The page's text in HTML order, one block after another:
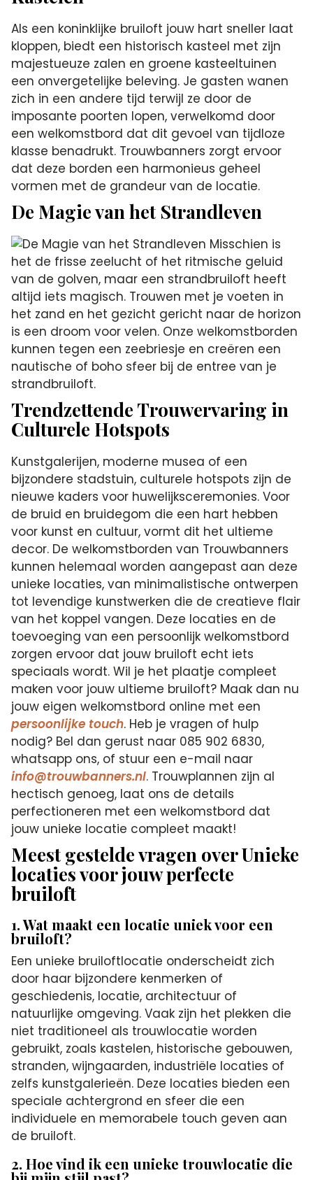
Als een koninklijke bruiloft jouw hart sneller laat
kloppen, biedt een historisch kasteel met zijn
majestueuze zalen en groene kasteeltuinen
een onvergetelijke beleving. Je gasten wanen
zich in een andere tijd terwijl ze door de
imposante poorten lopen, verwelkomd door
een welkomstbord dat dit gevoel van tijdloze
klasse benadrukt. Trouwbanners zorgt ervoor
dat deze borden een harmonieus geheel
vormen met de grandeur van de locatie.
De Magie van het Strandleven
Misschien is
het de frisse zeelucht of het ritmische geluid
van de golven, maar een strandbruiloft heeft
altijd iets magisch. Trouwen met je voeten in
het zand en het gezicht gericht naar de horizon
is een droom voor velen. Onze welkomstborden
kunnen tegen een zeebriesje en creëren een
nautische of boho sfeer bij de entree van je
strandbruiloft.
Trendzettende Trouwervaring in
Culturele Hotspots
Kunstgalerijen, moderne musea of een
bijzondere stadstuin, culturele hotspots zijn de
nieuwe kaders voor huwelijksceremonies. Voor
de bruid en bruidegom die een hart hebben
voor kunst en cultuur, vormt dit het ultieme
decor. De welkomstborden van Trouwbanners
kunnen helemaal worden aangepast aan deze
unieke locaties, van minimalistische ontwerpen
tot levendige kunstwerken die de creatieve flair
van het koppel vangen. Deze locaties en de
toevoeging van een persoonlijk welkomstbord
zorgen ervoor dat jouw bruiloft echt iets
speciaals wordt. Wil je het plaatje compleet
maken voor jouw ultieme bruiloft? Maak dan nu
jouw eigen welkomstbord online met een
persoonlijke touch. Heb je vragen of hulp
nodig? Bel dan gerust naar 085 902 6830,
whatsapp ons, of stuur een e-mail naar
info@trouwbanners.nl. Trouwplannen zijn al
hectisch genoeg, laat ons de details
perfectioneren met een welkomstbord dat
jouw unieke locatie compleet maakt!
Meest gestelde vragen over Unieke
locaties voor jouw perfecte
bruiloft
1. Wat maakt een locatie uniek voor een
bruiloft?
Een unieke bruiloftlocatie onderscheidt zich
door haar bijzondere kenmerken of
geschiedenis, locatie, architectuur of
natuurlijke omgeving. Vaak zijn het plekken die
niet traditioneel als trouwlocatie worden
gebruikt, zoals kastelen, historische gebouwen,
stranden, wijngaarden, industriële locaties of
zelfs kunstgalerieën. Deze locaties bieden een
speciale achtergrond en sfeer die een
individuele en memorabele touch geven aan
de bruiloft.
2. Hoe vind ik een unieke trouwlocatie die